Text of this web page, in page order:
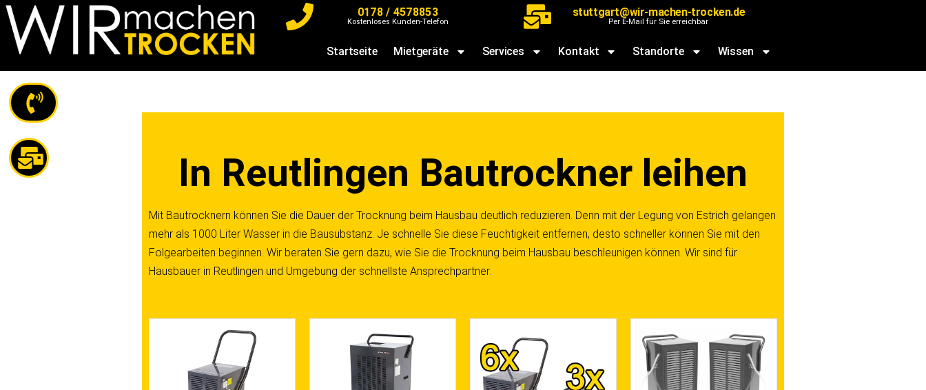
Z
I
n
a
l
0178 / 4578853
Kostenloses Kunden-Telefon
stuttgart@wir-machen-trocken.de
Per E-Mail für Sie erreichbar
Startseite Mietgeräte Services Kontakt Standorte Wissen
In Reutlingen Bautrockner leihen
Mit Bautrocknern können Sie die Dauer der Trocknung beim Hausbau deutlich reduzieren. Denn mit der Legung von Estrich gelangen
mehr als 1000 Liter Wasser in die Bausubstanz. Je schnelle Sie diese Feuchtigkeit entfernen, desto schneller können Sie mit den
Folgearbeiten beginnen. Wir beraten Sie gern dazu, wie Sie die Trocknung beim Hausbau beschleunigen können. Wir sind für
Hausbauer in Reutlingen und Umgebung der schnellste Ansprechpartner.